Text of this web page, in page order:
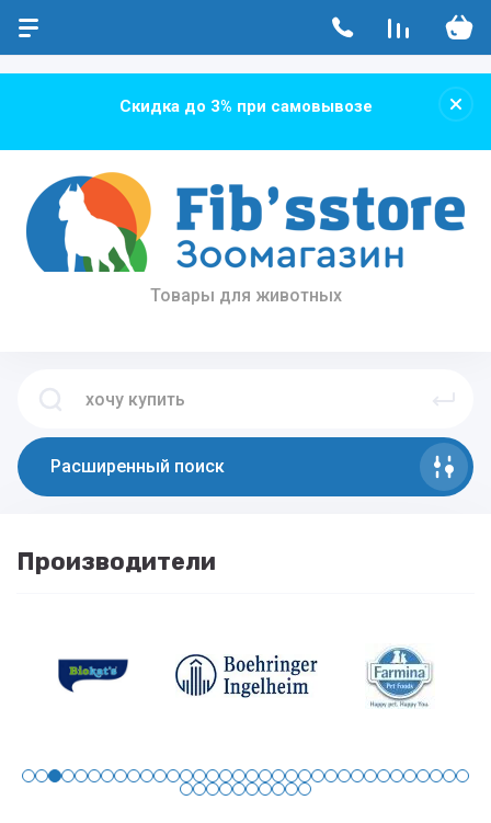
Скидка до 3% при самовывозе
Товары для животных
Расширенный поиск
Производители